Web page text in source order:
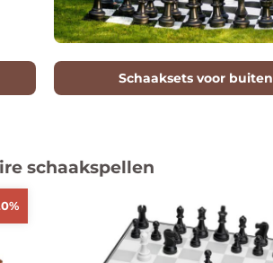
Schaaksets voor buiten
schaakspellen